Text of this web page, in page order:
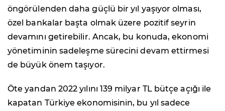
öngörülenden daha güçlü bir yıl yaşıyor olması,
özel bankalar başta olmak üzere pozitif seyrin
devamını getirebilir. Ancak, bu konuda, ekonomi
yönetiminin sadeleşme sürecini devam ettirmesi
de büyük önem taşıyor.
Öte yandan 2022 yılını 139 milyar TL bütçe açığı ile
kapatan Türkiye ekonomisinin, bu yıl sadece